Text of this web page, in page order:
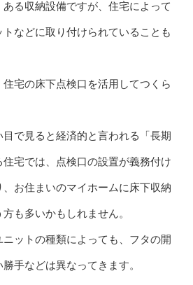
る収納設備ですが、住宅によって
などに取り付けられていることも
宅の床下点検口を活用してつくら
で見ると経済的と言われる「長期
宅では、点検口の設置が義務付け
お住まいのマイホームに床下収納
も多いかもしれません。
ットの種類によっても、フタの開
手などは異なってきます。